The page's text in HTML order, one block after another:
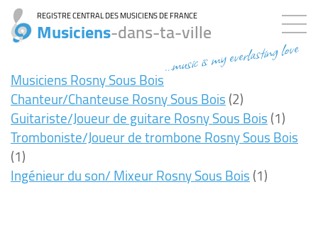
REGISTRE CENTRAL DES MUSICIENS DE FRANCE
Musiciens-dans-ta-ville
...music is my everlasting love
Musiciens Rosny Sous Bois
Chanteur/Chanteuse Rosny Sous Bois(2)
Guitariste/Joueur de guitare Rosny Sous Bois(1)
Tromboniste/Joueur de trombone Rosny Sous Bois
(1)
Ingénieur du son/ Mixeur Rosny Sous Bois(1)